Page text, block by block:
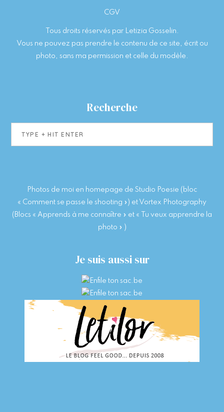
CGV
Tous droits réservés par Letizia Gosselin.
Vous ne pouvez pas prendre le contenu de ce site, écrit ou
photo, sans ma permission et celle du modèle.
Recherche
Photos de moi en homepage de Studio Poesie (bloc
« Comment se passe le shooting ») et Vortex Photography
(Blocs « Apprends à me connaître » et « Tu veux apprendre la
photo » )
Je suis aussi sur